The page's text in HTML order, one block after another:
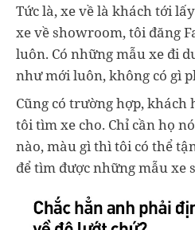
Tức là, xe về là khách tới
xe về showroom, tôi đăng
luôn. Có những mẫu xe đi
như mới luôn, không có gì
Cũng có trường hợp, khách
tôi tìm xe cho. Chỉ cần họ
nào, màu gì thì tôi có thể
để tìm được những mẫu xe